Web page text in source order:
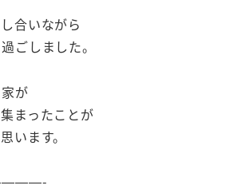
合いながら
ごしました。
が
まったことが
います。